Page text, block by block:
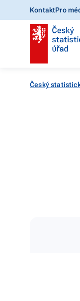
KontaktPro
Český